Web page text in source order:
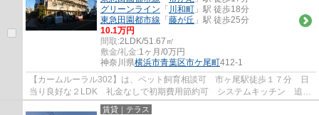
グリーンライン 「 川和町 」駅 徒歩18分
東急田園都市線 「 藤が丘 」駅 徒歩25分
10.1万円
間取:2LDK/51.67㎡
敷金/礼金:1ヶ月/0万円
神奈川県横浜市青葉区市ケ尾町412-1
【カームルーラル302】は、ペット飼育相談可 市ヶ尾駅徒歩１７分 日
当り良好な２LDK 礼金なしで初期費用節約可 システムキッチン 追い
焚きバス、洗髪洗面台、温水洗浄便座、宅配...
賃貸｜テラス